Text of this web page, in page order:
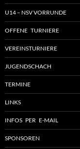
U14 – NSV VORRUNDE
OFFENE TURNIERE
VEREINSTURNIERE
JUGENDSCHACH
TERMINE
LINKS
INFOS PER E-MAIL
SPONSOREN